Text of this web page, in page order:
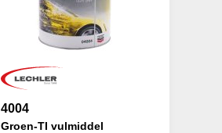
4004
Groen-TI vulmiddel